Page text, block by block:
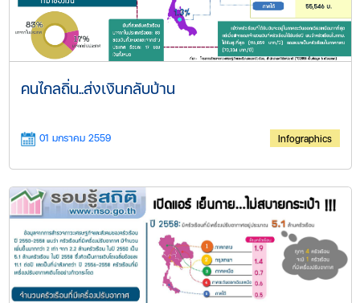
คนไกลถิ่น..ส่งเงินกลับบ้าน
01 มกราคม 2559 Infographics